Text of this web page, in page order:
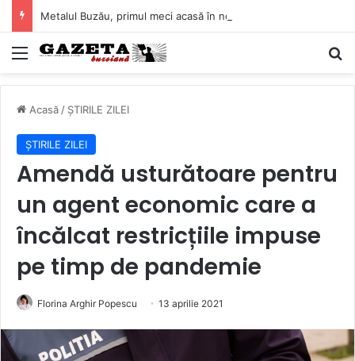
Mediu
Acasă / ȘTIRILE ZILEI
ȘTIRILE ZILEI
Amendă usturătoare pentru
un agent economic care a
încălcat restricțiile impuse
pe timp de pandemie
Florina Arghir Popescu 13 aprilie 2021